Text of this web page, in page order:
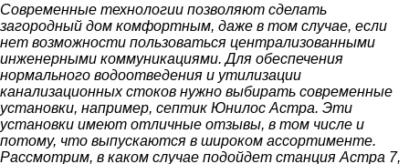
Современные технологии позволяют сделать
загородный дом комфортным, даже в том случае, если
нет возможности пользоваться централизованными
инженерными коммуникациями. Для обеспечения
нормального водоотведения и утилизации
канализационных стоков нужно выбирать современные
установки, например, септик Юнилос Астра. Эти
установки имеют отличные отзывы, в том числе и
потому, что выпускаются в широком ассортименте.
Рассмотрим, в каком случае подойдет станция Астра 7,